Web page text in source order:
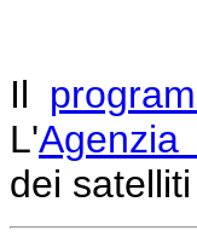
Il
L'Agenzia
dei